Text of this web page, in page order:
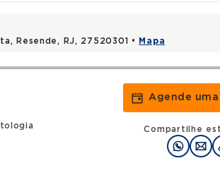
Resende, RJ, 27520301 • Mapa
Agende
Compartilhe